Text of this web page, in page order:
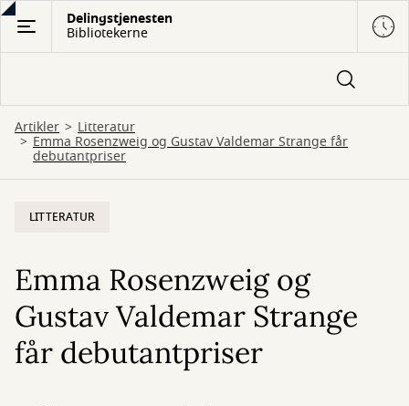
Gå
hovedindhold
Delingstjenesten
Bibliotekerne
Artikler Litteratur
Emma Rosenzweig og Gustav Valdemar Strange får
debutantpriser
LITTERATUR
Emma Rosenzweig og
Gustav Valdemar Strange
får debutantpriser